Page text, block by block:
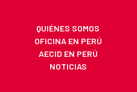
QUIÉNES SOMOS
OFICINA EN PERÚ
AECID EN PERÚ
NOTICIAS